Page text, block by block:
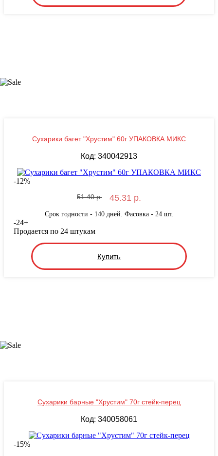
Сухарики багет "Хрустим" 60г УПАКОВКА МИКС
Код: 340042913
-12%
51.40 р. 45.31 р.
Срок годности - 140 дней. Фасовка - 24 шт.
-24+
Купить
Продается по 24 штукам
Сухарики барные "Хрустим" 70г стейк-перец
Код: 340058061
-15%